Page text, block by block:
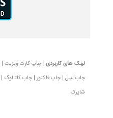
لینک های کاربردی : چاپ کارت ویزیت |
چاپ لیبل | چاپ فاکتور | چاپ کاتالوگ |
شاپرک